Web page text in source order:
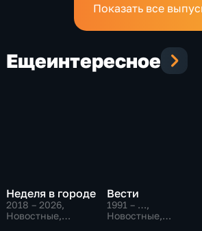
Показать все
Ещеинтересное
Неделя в городе
2018 – 2026,
Новостные,
Вести
1991 – …,
Новостные,